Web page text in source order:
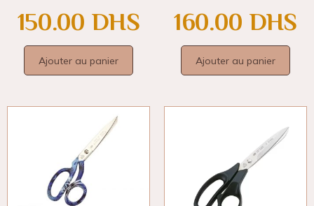
150.00 DHS
Ajouter au panier
160.00 DHS
Ajouter au panier